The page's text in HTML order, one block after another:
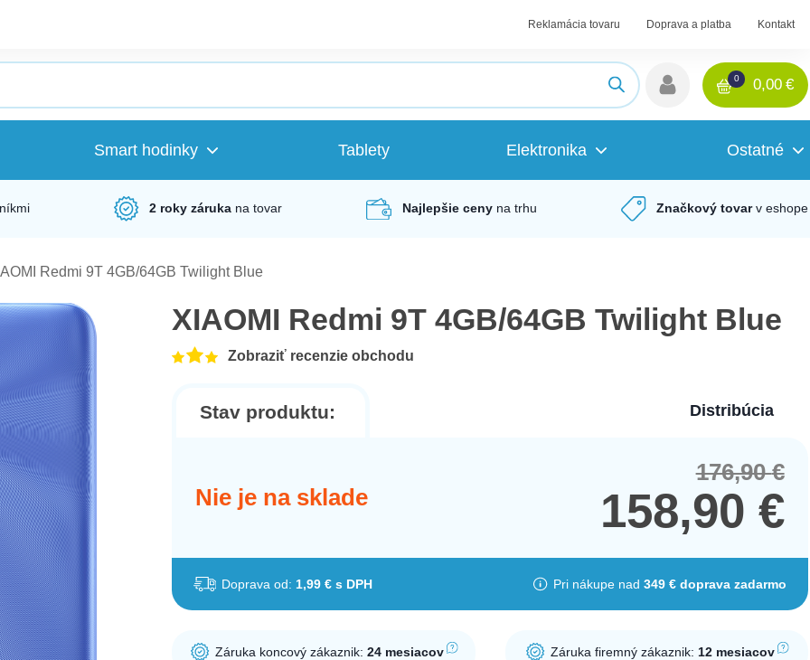
Reklamácia tovaru Doprava a platba Kontakt
0 0,00 €
Smart hodinky Tablety Elektronika Ostatné
2 roky záruka na tovar Najlepšie ceny na trhu Značkový tovar v eshope
Redmi 9T 4GB/64GB Twilight Blue
XIAOMI Redmi 9T 4GB/64GB Twilight Blue
Zobraziť recenzie obchodu
Stav produktu: Distribúcia
Nie je na sklade
176,90€
158,90 €
Doprava od: 1,99 € s DPH Pri nákupe nad 349 € doprava zadarmo
Záruka koncový zákaznik:24 mesiacov Záruka firemný zákaznik: 12 mesiacov